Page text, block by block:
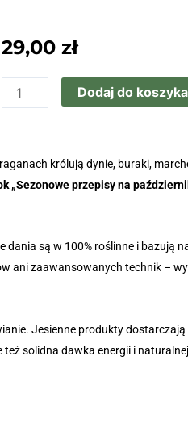
29,00 zł
ilość
Przepisy
październik
-
inspiracji
Dodaj do koszyka
królują dynie, buraki,
„Sezonowe przepisy na
dania są w 100% roślinne i bazują
ani zaawansowanych technik –
Jesienne produkty
też solidna dawka energii i